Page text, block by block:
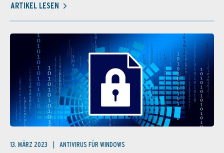
ARTIKEL LESEN
13. MÄRZ 2023 ANTIVIRUS FÜR WINDOWS